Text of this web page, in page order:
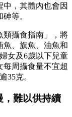
，其體內也會因
等。
類攝食指南」，將
魚、旗魚、油魚和
女及6歲以下兒童
每周攝食量不宜超
35克。
，難以供持續